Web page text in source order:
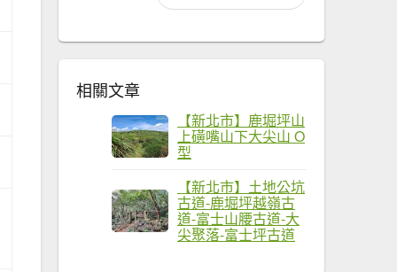
相關文章
【新北市】鹿堀坪山
上磺嘴山下大尖山 O
型
【新北市】土地公坑
古道-鹿堀坪越嶺古
道-富士山腰古道-大
尖聚落-富士坪古道